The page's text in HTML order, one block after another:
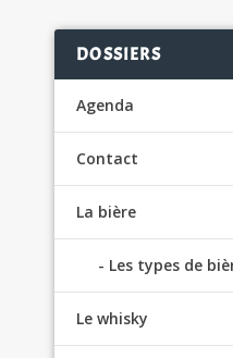
DOSSIERS
Agenda
Contact
La bière
Les types de
Le whisky